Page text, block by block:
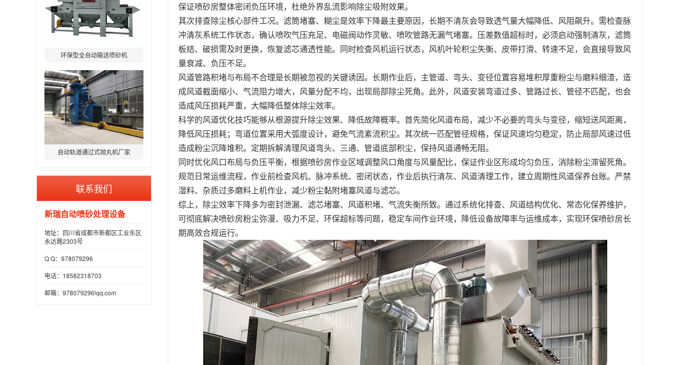
环保型全自动输送喷砂机
自动轨道通过式抛丸机厂家
联系我们
新瑞自动喷砂处理设备
地址：四川省成都市新都区工业东区
永达路2303号
Q Q：978079296
电话：18582318703
邮箱：978079296!qq.com
保证喷砂房整体密闭负压环境，杜绝外界乱流影响除尘吸附效果。
其次排查除尘核心部件工况。滤筒堵塞、糊尘是效率下降最主要原因，长期不清灰会导致透气量大幅降低、风阻飙升。需检查脉
冲清灰系统工作状态，确认喷吹气压充足、电磁阀动作灵敏、喷吹管路无漏气堵塞。压差数值超标时，必须启动强制清灰，滤筒
板结、破损需及时更换，恢复滤芯通透性能。同时检查风机运行状态，风机叶轮积尘失衡、皮带打滑、转速不足，会直接导致风
量衰减、负压不足。
风道管路积堵与布局不合理是长期被忽视的关键诱因。长期作业后，主管道、弯头、变径位置容易堆积厚重粉尘与磨料细渣，造
成风道截面缩小、气流阻力增大，风量分配不均，出现局部除尘死角。此外，风道安装弯道过多、管路过长、管径不匹配，也会
造成风压损耗严重，大幅降低整体除尘效率。
科学的风道优化技巧能够从根源提升除尘效果、降低故障概率。首先简化风道布局，减少不必要的弯头与变径，缩短送风距离，
降低风压损耗；弯道位置采用大弧度设计，避免气流紊流积尘。其次统一匹配管径规格，保证风速均匀稳定，防止局部风速过低
造成粉尘沉降堆积。定期拆解清理风道弯头、三通、管道底部积尘，保持风道通畅无阻。
同时优化风口布局与负压平衡，根据喷砂房作业区域调整风口角度与风量配比，保证作业区形成均匀负压，消除粉尘滞留死角。
规范日常运维流程，作业前检查风机、脉冲系统、密闭状态，作业后执行清灰、风道清理工作，建立周期性风道保养台账。严禁
湿料、杂质过多磨料上机作业，减少粉尘黏附堵塞风道与滤芯。
综上，除尘效率下降多为密封泄漏、滤芯堵塞、风道积堵、气流失衡所致。通过系统化排查、风道结构优化、常态化保养维护，
可彻底解决喷砂房粉尘弥漫、吸力不足、环保超标等问题，稳定车间作业环境，降低设备故障率与运维成本，实现环保喷砂房长
期高效合规运行。